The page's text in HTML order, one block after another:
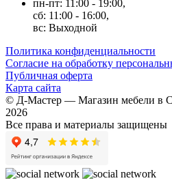
пн-пт: 11:00 - 19:00,
сб: 11:00 - 16:00,
вс: Выходной
Политика конфиденциальности
Согласие на обработку
Публичная оферта
Карта сайта
© Д-Мастер — Магазин мебели в
2026
Все права и материалы защищены